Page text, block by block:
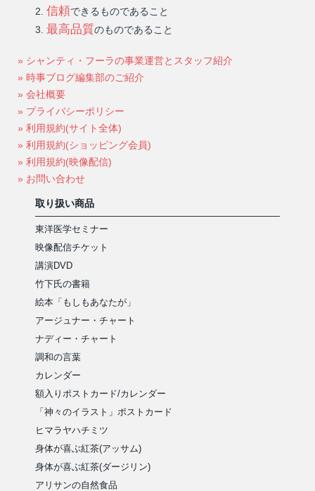
信頼できるものであること
最高品質のものであること
» シャンティ・フーラの事業運営とスタッフ紹介
» 時事ブログ編集部のご紹介
» 会社概要
» プライバシーポリシー
» 利用規約(サイト全体)
» 利用規約(ショッピング会員)
» 利用規約(映像配信)
» お問い合わせ
取り扱い商品
東洋医学セミナー
映像配信チケット
講演DVD
竹下氏の書籍
絵本「もしもあなたが」
アージュナー・チャート
ナディー・チャート
調和の言葉
カレンダー
額入りポストカード/カレンダー
「神々のイラスト」ポストカード
ヒマラヤハチミツ
身体が喜ぶ紅茶(アッサム)
身体が喜ぶ紅茶(ダージリン)
アリサンの自然食品